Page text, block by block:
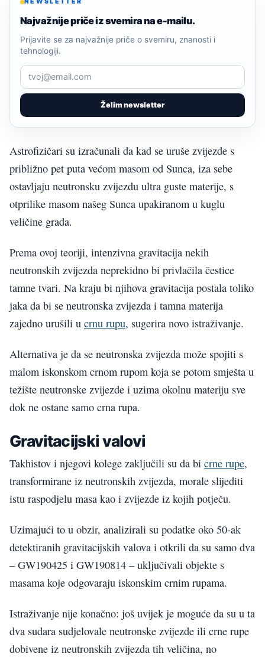
NEWSLETTER
Najvažnije priče iz svemira na e-mailu.
Želim newsletter
Prijavite se za najvažnije priče o svemiru, znanosti i
tehnologiji.
Astrofizičari su izračunali da kad se uruše zvijezde s
približno pet puta većom masom od Sunca, iza sebe
ostavljaju neutronsku zvijezdu ultra guste materije, s
otprilike masom našeg Sunca upakiranom u kuglu
veličine grada.
Prema ovoj teoriji, intenzivna gravitacija nekih
neutronskih zvijezda neprekidno bi privlačila čestice
tamne tvari. Na kraju bi njihova gravitacija postala toliko
jaka da bi se neutronska zvijezda i tamna materija
zajedno urušili u crnu rupu, sugerira novo istraživanje.
Alternativa je da se neutronska zvijezda može spojiti s
malom iskonskom crnom rupom koja se potom smješta u
težište neutronske zvijezde i uzima okolnu materiju sve
dok ne ostane samo crna rupa.
Gravitacijski valovi
Takhistov i njegovi kolege zaključili su da bi crne rupe,
transformirane iz neutronskih zvijezda, morale slijediti
istu raspodjelu masa kao i zvijezde iz kojih potječu.
Uzimajući to u obzir, analizirali su podatke oko 50-ak
detektiranih gravitacijskih valova i otkrili da su samo dva
– GW190425 i GW190814 – uključivali objekte s
masama koje odgovaraju iskonskim crnim rupama.
Istraživanje nije konačno: još uvijek je moguće da su u ta
dva sudara sudjelovale neutronske zvijezde ili crne rupe
dobivene iz neutronskih zvijezda tih veličina, no